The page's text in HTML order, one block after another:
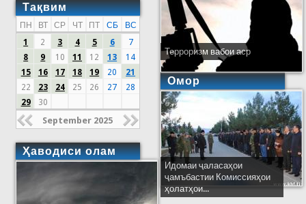
Тақвим
ПН ВТ СР ЧТ ПТ СБ
ВС
1
2 3 4 5 6
7
8
9 10 11 12 13
14
15
16 17 18 19 20
21
22
23 24 25 26 27
28
29
30
September 2025
Ҳаводиси олам
Терроризм вабои аср
Омор
Идомаи ҷаласаҳои
ҷамъбастии Комиссияҳои
ҳолатҳои...